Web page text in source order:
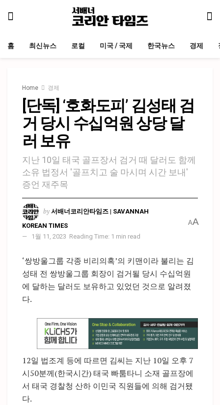
홈 최신뉴스 로컬 미국 / 국제 한국뉴스 경제
Home 경제
[단독] ‘호화도피’ 김성태 검
거 당시 수십억원 상당 달
러 보유
지난 10일 태국 골프장서 검거 때 달러도 함께
소유 법정서 '골프치고 술 마시며 시간 보내'
증언 재주목
by 서배너코리안타임즈 | SAVANNAH
KOREAN TIMES
1월 11, 2023 Reading Time: 1 min read
AA
‘쌍방울그룹 각종 비리의혹’의 키맨이라 불리는 김
성태 전 쌍방울그룹 회장이 검거될 당시 수십억원
에 달하는 달러도 보유하고 있었던 것으로 알려졌
다.
12일 법조계 등에 따르면 김씨는 지난 10일 오후 7
시50분께(한국시간) 태국 빠툼타니 소재 골프장에
서 태국 경찰청 산하 이민국 직원들에 의해 검거됐
다.